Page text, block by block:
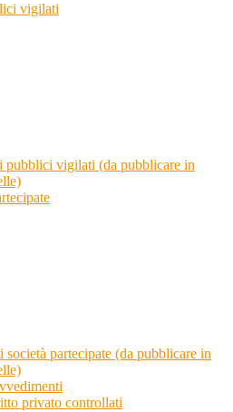
vigilati
pubblici vigilati (da pubblicare in
società partecipate (da pubblicare in
privato controllati